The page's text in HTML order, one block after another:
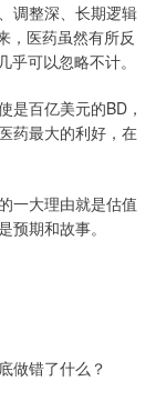
调整深、长期逻辑
，医药虽然有所反
可以忽略不计。
是百亿美元的BD，
药最大的利好，在
一大理由就是估值
期和故事。
做错了什么？